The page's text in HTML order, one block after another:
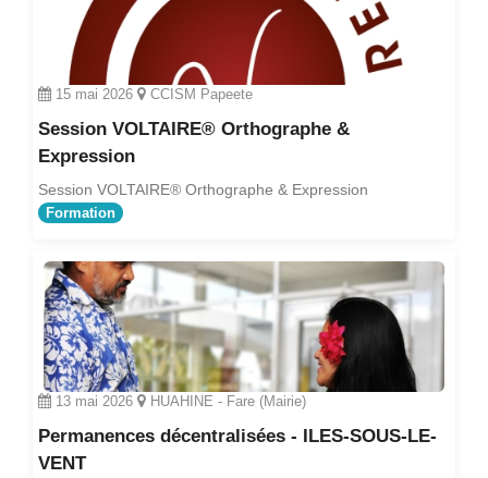
15 mai 2026 CCISM Papeete
Session VOLTAIRE® Orthographe &
Expression
Session VOLTAIRE® Orthographe & Expression
Formation
13 mai 2026 HUAHINE - Fare (Mairie)
Permanences décentralisées - ILES-SOUS-LE-
VENT